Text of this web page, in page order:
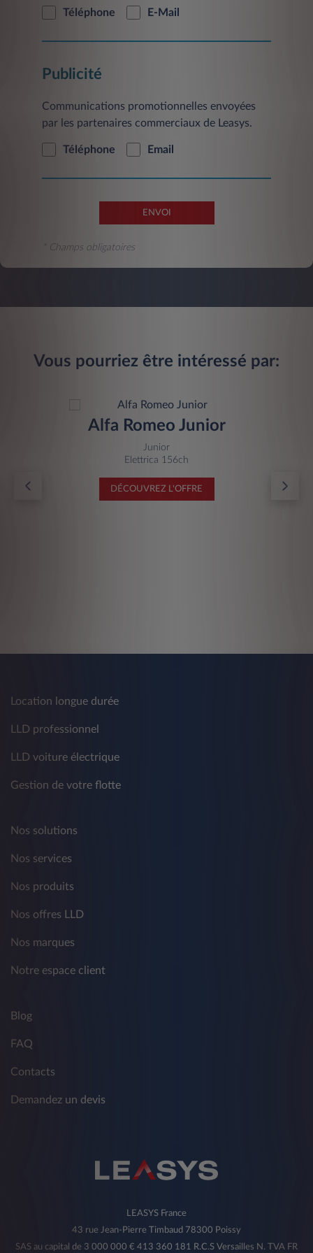
suivante: contact@leasys.com
postal à l’adresse suivante: Leasys France-
Téléphone E-Mail
Publicité
Communications promotionnelles envoyées
par les partenaires commerciaux de Leasys.
Téléphone Email
ENVOI
* Champs obligatoires
Vous pourriez être intéressé par:
Alfa Romeo Junior
Junior
Elettrica 156ch
DÉCOUVREZ L'OFFRE
Location longue durée
LLD professionnel
LLD voiture électrique
Gestion de votre flotte
Nos solutions
Nos services
Nos produits
Nos offres LLD
Nos marques
Notre espace client
Blog
FAQ
Contacts
Demandez un devis
LEASYS France
43 rue Jean-Pierre Timbaud 78300 Poissy
SAS au capital de 3 000 000 € 413 360 181 R.C.S Versailles N. TVA FR